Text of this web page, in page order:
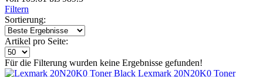
Filtern
Sortierung:
Artikel pro Seite:
Für die Filterung wurden keine Ergebnisse gefunden!
Lexmark 20N20K0 Toner